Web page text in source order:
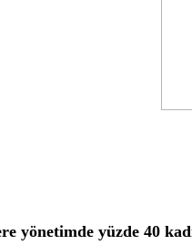
yönetimde yüzde 40